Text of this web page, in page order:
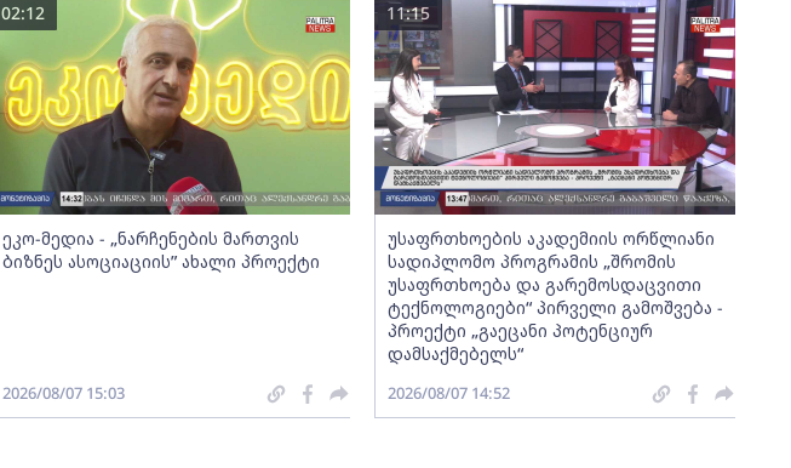
ეკო-მედია - „ნარჩენების მართვის
ბიზნეს ასოციაციის” ახალი პროექტი
02:12
2026/08/07 15:03
უსაფრთხოების აკადემიის ორწლიანი
სადიპლომო პროგრამის „შრომის
უსაფრთხოება და გარემოსდაცვითი
ტექნოლოგიები“ პირველი გამოშვება -
პროექტი „გაეცანი პოტენციურ
დამსაქმებელს“
11:15
2026/08/07 14:52